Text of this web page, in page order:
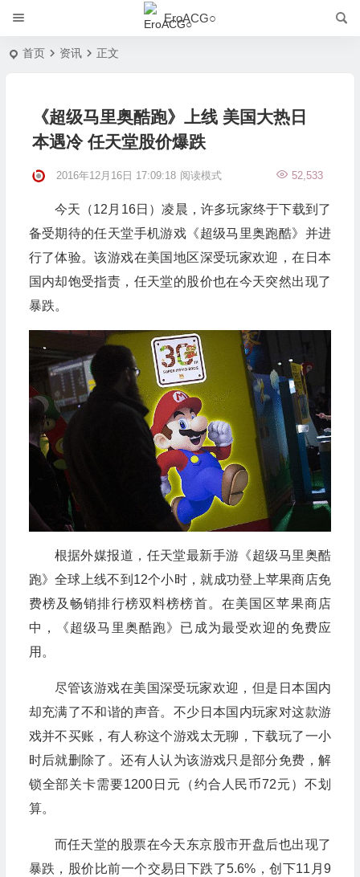
EroACG○
首页 资讯 正文
《超级马里奥酷跑》上线 美国大热日
本遇冷 任天堂股价爆跌
2016年12月16日 17:09:18 52,533
阅读模式
今天（12月16日）凌晨，许多玩家终于下载到了
备受期待的任天堂手机游戏《超级马里奥跑酷》并进
行了体验。该游戏在美国地区深受玩家欢迎，在日本
国内却饱受指责，任天堂的股价也在今天突然出现了
暴跌。
根据外媒报道，任天堂最新手游《超级马里奥酷
跑》全球上线不到12个小时，就成功登上苹果商店免
费榜及畅销排行榜双料榜榜首。在美国区苹果商店
中，《超级马里奥酷跑》已成为最受欢迎的免费应
用。
尽管该游戏在美国深受玩家欢迎，但是日本国内
却充满了不和谐的声音。不少日本国内玩家对这款游
戏并不买账，有人称这个游戏太无聊，下载玩了一小
时后就删除了。还有人认为该游戏只是部分免费，解
锁全部关卡需要1200日元（约合人民币72元）不划
算。
而任天堂的股票在今天东京股市开盘后也出现了
暴跌，股价比前一个交易日下跌了5.6%，创下11月9